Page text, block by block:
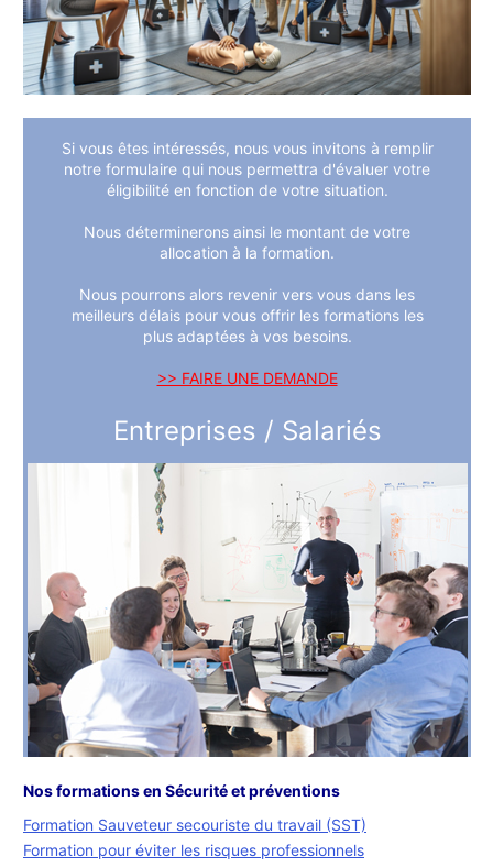
Si vous êtes intéressés, nous vous invitons à remplir
notre formulaire qui nous permettra d'évaluer votre
éligibilité en fonction de votre situation.
Nous déterminerons ainsi le montant de votre
allocation à la formation.
Nous pourrons alors revenir vers vous dans les
meilleurs délais pour vous offrir les formations les
plus adaptées à vos besoins.
>> FAIRE UNE DEMANDE
Entreprises / Salariés
Nos formations en Sécurité et préventions
Formation Sauveteur secouriste du travail (SST)
Formation pour éviter les risques professionnels